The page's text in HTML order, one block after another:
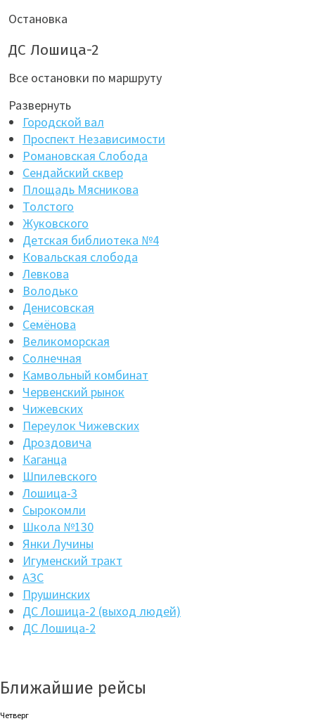
Остановка
ДС Лошица-2
Все остановки по маршруту
Развернуть
Городской вал
Проспект Независимости
Романовская Слобода
Сендайский сквер
Площадь Мясникова
Толстого
Жуковского
Детская библиотека №4
Ковальская слобода
Левкова
Володько
Денисовская
Семёнова
Великоморская
Солнечная
Камвольный комбинат
Червенский рынок
Чижевских
Переулок Чижевских
Дроздовича
Каганца
Шпилевского
Лошица-3
Сырокомли
Школа №130
Янки Лучины
Игуменский тракт
АЗС
Прушинских
ДС Лошица-2 (выход людей)
ДС Лошица-2
Ближайшие рейсы
Четверг